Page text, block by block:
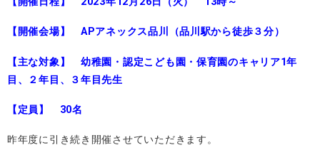
【開催会場】 APアネックス品川（品川駅から徒歩３分）
【主な対象】 幼稚園・認定こども園・保育園のキャリア1年
目、２年目、３年目先生
【定員】 30名
昨年度に引き続き開催させていただきます。